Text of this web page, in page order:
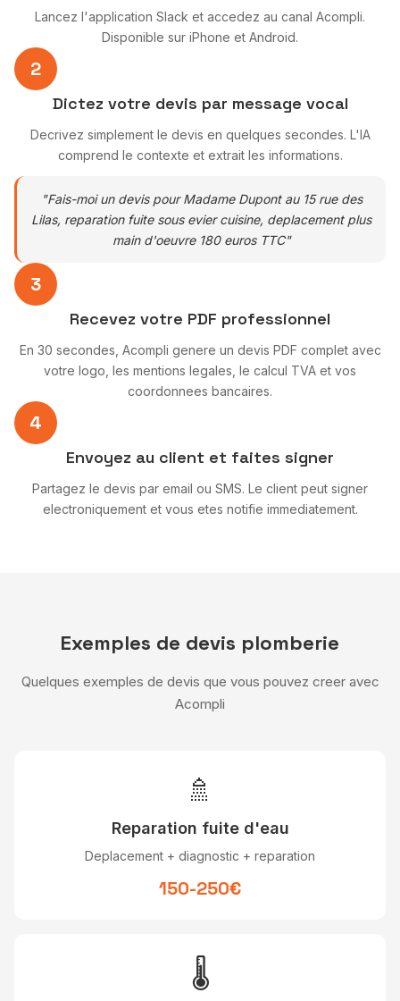
Lancez l'application Slack et accedez au canal Acompli.
Disponible sur iPhone et Android.
2
Dictez votre devis par message vocal
Decrivez simplement le devis en quelques secondes. L'IA
comprend le contexte et extrait les informations.
"Fais-moi un devis pour Madame Dupont au 15 rue des
Lilas, reparation fuite sous evier cuisine, deplacement plus
main d'oeuvre 180 euros TTC"
3
Recevez votre PDF professionnel
En 30 secondes, Acompli genere un devis PDF complet avec
votre logo, les mentions legales, le calcul TVA et vos
coordonnees bancaires.
4
Envoyez au client et faites signer
Partagez le devis par email ou SMS. Le client peut signer
electroniquement et vous etes notifie immediatement.
Exemples de devis plomberie
Quelques exemples de devis que vous pouvez creer avec
Acompli
🚿
Reparation fuite d'eau
Deplacement + diagnostic + reparation
150-250€
🌡